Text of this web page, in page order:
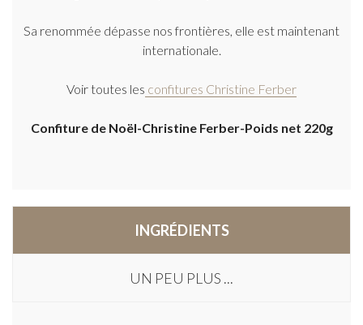
Sa renommée dépasse nos frontières, elle est maintenant
internationale.
Voir toutes les confitures Christine Ferber
Confiture de Noël-Christine Ferber-Poids net 220g
INGRÉDIENTS
UN PEU PLUS ...